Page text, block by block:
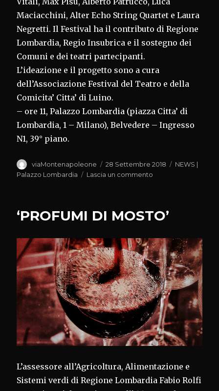
Maciacchini, Alter Echo String Quartet e Laura
Negretti. Il Festival ha il contributo di Regione
Lombardia, Regio Insubrica e il sostegno dei
Comuni e dei teatri partecipanti.
L’ideazione e il progetto sono a cura
dell’Associazione Festival del Teatro e della
Comicita’ Citta’ di Luino.
– ore 11, Palazzo Lombardia (piazza Citta’ di
Lombardia, 1 – Milano), Belvedere – Ingresso
N1, 39° piano.
Autore
viaMontenapoleone
Pubblicato
il
28 Settembre 2018 Categorie
NEWS |
Palazzo Lombardia
Lascia un commento
‘PROFUMI DI MOSTO’
L’assessore all’Agricoltura, Alimentazione e
Sistemi verdi di Regione Lombardia Fabio Rolfi